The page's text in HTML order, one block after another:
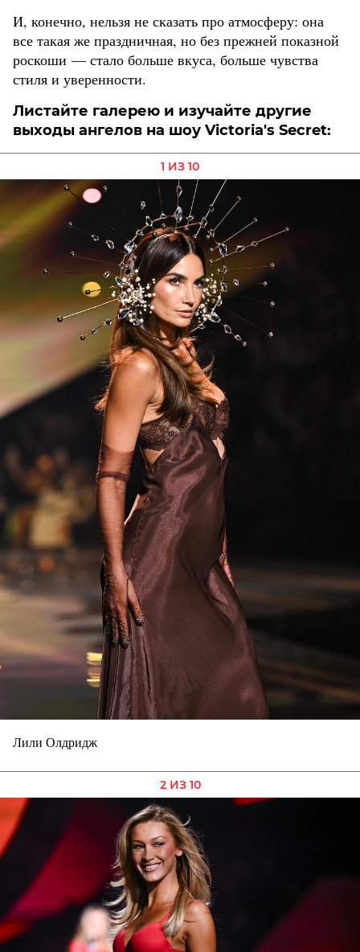
И, конечно, нельзя не сказать про атмосферу: она
все такая же праздничная, но без прежней показной
роскоши — стало больше вкуса, больше чувства
стиля и уверенности.
Листайте галерею и изучайте другие
выходы ангелов на шоу Victoria's Secret:
1 ИЗ 10
Лили Олдридж
2 ИЗ 10